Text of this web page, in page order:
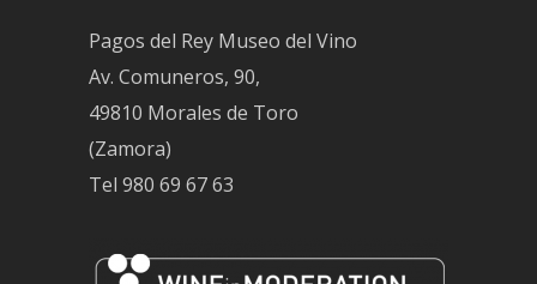
Pagos del Rey Museo del Vino
Av. Comuneros, 90,
49810 Morales de Toro
(Zamora)
Tel 980 69 67 63